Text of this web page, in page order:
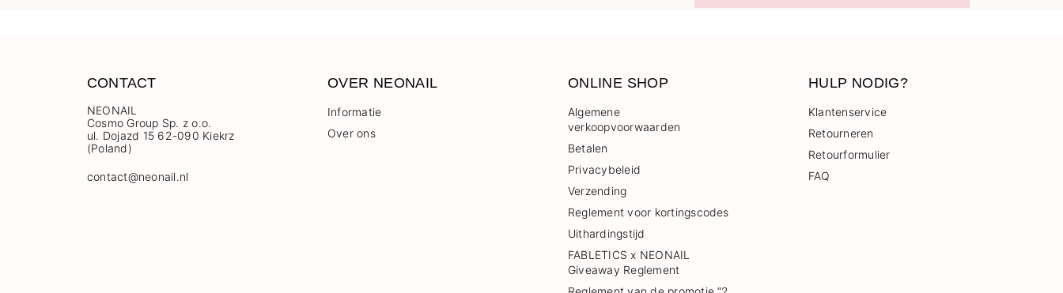
CONTACT
NEONAIL
Cosmo Group Sp. z o.o.
ul. Dojazd 15 62-090 Kiekrz
(Poland)
contact@neonail.nl
OVER NEONAIL
Informatie
Over ons
ONLINE SHOP
Algemene
verkoopvoorwaarden
Betalen
Privacybeleid
Verzending
Reglement voor kortingscodes
Uithardingstijd
FABLETICS x NEONAIL
Giveaway Reglement
HULP NODIG?
Klantenservice
Retourneren
Retourformulier
FAQ